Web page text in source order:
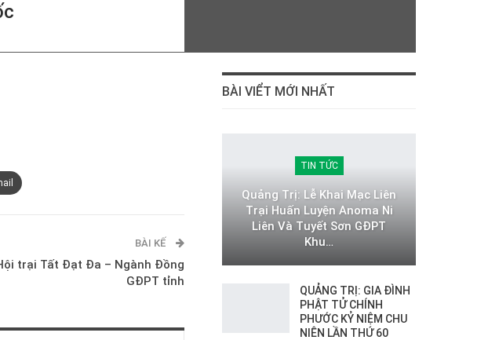
BÀI KẾ
trại Tất Đạt Đa – Ngành Đồng
GĐPT tỉnh
BÀI VIỂT MỚI NHẤT
TIN TỨC
Quảng Trị: Lễ Khai Mạc Liên
Trại Huấn Luyện Anoma Ni
Liên Và Tuyết Sơn GĐPT
Khu…
QUẢNG TRỊ: GIA ĐÌNH
PHẬT TỬ CHÍNH
PHƯỚC KỶ NIỆM CHU
NIÊN LẦN THỨ 60